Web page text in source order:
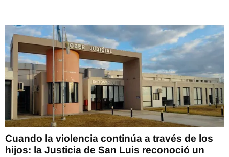
Cuando la violencia continúa a través de los
hijos: la Justicia de San Luis reconoció un